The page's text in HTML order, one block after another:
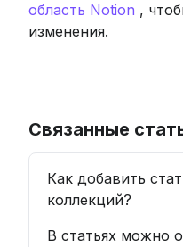
область Notion ,
изменения.
Связанные
Как добавить
коллекций?
В статьях можно